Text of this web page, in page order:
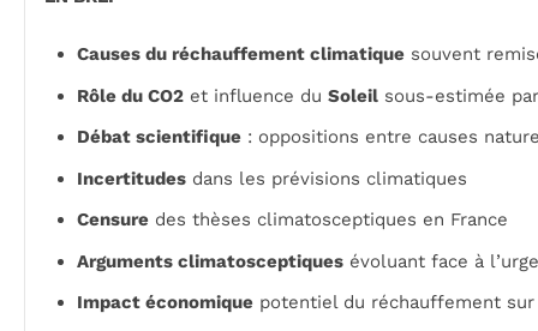
Causes du réchauffement climatique souvent
Rôle du CO2 et influence du Soleil sous-estimée
Débat scientifique : oppositions entre causes
Incertitudes dans les prévisions climatiques
Censure des thèses climatosceptiques en France
Arguments climatosceptiques évoluant face à
Impact économique potentiel du réchauffement